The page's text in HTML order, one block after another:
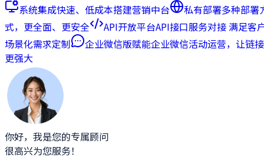
系统集成快速、低成本搭建营销中台 私有部署多种部署
式，更全面、更安全
API开放平台API接口服务对接 满足客
场景化需求定制
企业微信版赋能企业微信活动运营，让链接
更强大
你好，我是您的专属顾问
很高兴为您服务！